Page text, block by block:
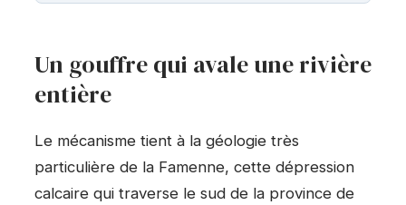
Un gouffre qui avale une rivière
entière
Le mécanisme tient à la géologie très
particulière de la Famenne, cette dépression
calcaire qui traverse le sud de la province de